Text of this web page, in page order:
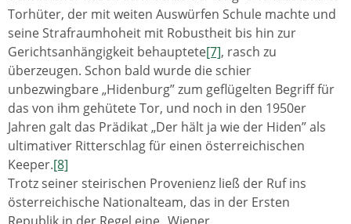
Torhüter, der mit weiten Auswürfen Schule machte und
seine Strafraumhoheit mit Robustheit bis hin zur
Gerichtsanhängigkeit behauptete[7], rasch zu
überzeugen. Schon bald wurde die schier
unbezwingbare „Hidenburg” zum geflügelten Begriff für
das von ihm gehütete Tor, und noch in den 1950er
Jahren galt das Prädikat „Der hält ja wie der Hiden” als
ultimativer Ritterschlag für einen österreichischen
Keeper.[8]
Trotz seiner steirischen Provenienz ließ der Ruf ins
österreichische Nationalteam, das in der Ersten